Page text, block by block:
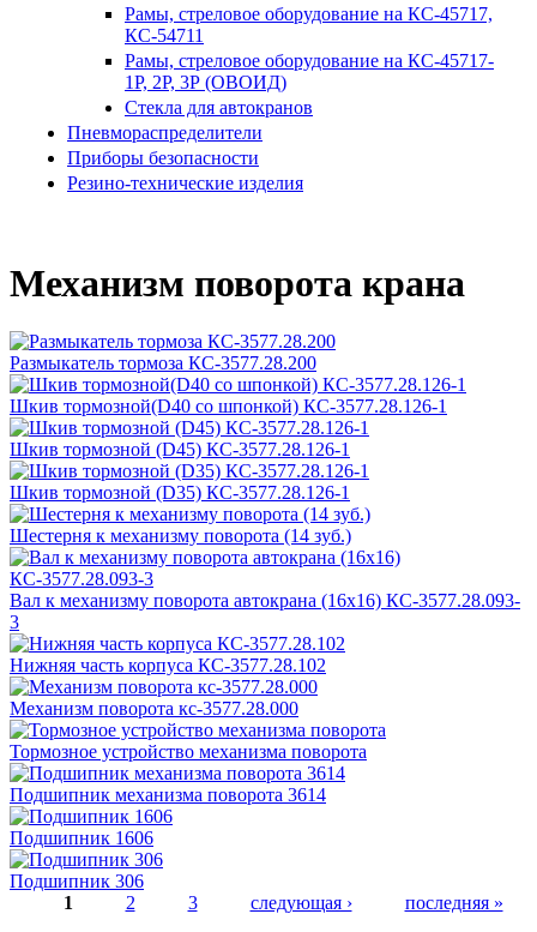
Рамы, стреловое оборудование на КС-45717,
КС-54711
Рамы, стреловое оборудование на КС-45717-
1Р, 2Р, 3Р (ОВОИД)
Стекла для автокранов
Пневмораспределители
Приборы безопасности
Резино-технические изделия
Механизм поворота крана
Размыкатель тормоза КС-3577.28.200
Шкив тормозной(D40 со шпонкой) КС-3577.28.126-1
Шкив тормозной (D45) КС-3577.28.126-1
Шкив тормозной (D35) КС-3577.28.126-1
Шестерня к механизму поворота (14 зуб.)
Вал к механизму поворота автокрана (16х16) КС-3577.28.093-
3
Нижняя часть корпуса КС-3577.28.102
Механизм поворота кс-3577.28.000
Тормозное устройство механизма поворота
​​​​​​​​​​​​​​Подшипник механизма поворота 3614
Подшипник 1606
Подшипник 306
1 2 3 следующая ›
последняя »